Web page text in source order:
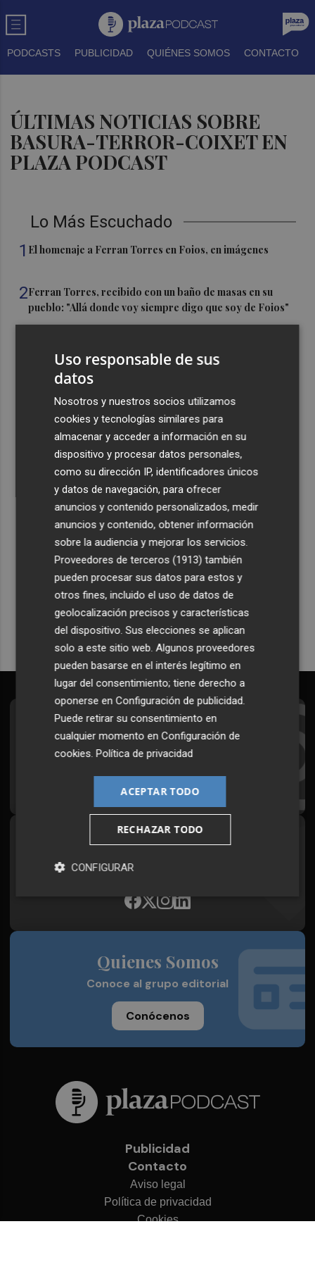
PODCASTS PUBLICIDAD QUIÉNES SOMOS CONTACTO
ÚLTIMAS NOTICIAS SOBRE
BASURA-TERROR-COIXET EN
PLAZA PODCAST
Lo Más Escuchado
1 El homenaje a Ferran Torres en Foios, en imágenes
2Ferran Torres, recibido con un baño de masas en su
pueblo: "Allá donde voy siempre digo que soy de Foios"
Las '200 vidas' que llevaron a Paco Rabal de Águilas a la
del actor
Y también se hace de día para Buonanotte con su fichaje
por el Elche CF
Recibe toda la actualidad de
Plaza Podcast en tu correo
Quiero suscribirme
Suscríbete al Boletín
Todos los días a primera hora en tu email
Síguenos en redes
Plaza Podcast, desde cualquier medio
Quienes Somos
Conoce al grupo editorial
Conócenos
Publicidad
Contacto
Aviso legal
Política de privacidad
Cookies
Uso responsable de sus
datos
Nosotros y nuestros socios utilizamos
cookies y tecnologías similares para
almacenar y acceder a información en su
dispositivo y procesar datos personales,
como su dirección IP, identificadores únicos
y datos de navegación, para ofrecer
anuncios y contenido personalizados, medir
anuncios y contenido, obtener información
sobre la audiencia y mejorar los servicios.
Proveedores de terceros (1913) también
pueden procesar sus datos para estos y
otros fines, incluido el uso de datos de
geolocalización precisos y características
del dispositivo. Sus elecciones se aplican
solo a este sitio web. Algunos proveedores
pueden basarse en el interés legítimo en
lugar del consentimiento; tiene derecho a
oponerse enConfiguración de publicidad.
Puede retirar su consentimiento en
cualquier momento enConfiguración de
cookies.Política de privacidad
ACEPTAR TODO
RECHAZAR TODO
CONFIGURAR